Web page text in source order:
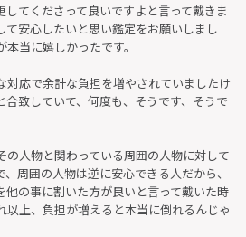
してくださって良いですよと言って戴きま
て安心したいと思い鑑定をお願いしまし
当に嬉しかったです。
対応で余計な負担を増やされていましたけ
合致していて、何度も、そうです、そうで
の人物と関わっている周囲の人物に対して
周囲の人物は逆に安心できる人だから、
他の事に割いた方が良いと言って戴いた時
以上、負担が増えると本当に倒れるんじゃ